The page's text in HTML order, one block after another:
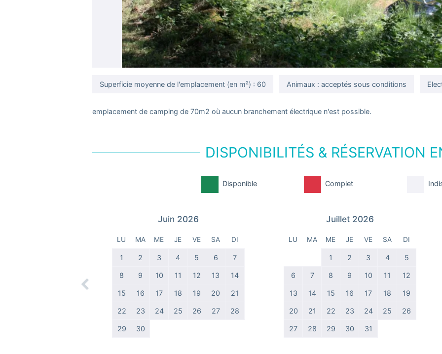
Superficie moyenne de l'emplacement (en m²) : 60 Animaux : acceptés sous conditions
emplacement de camping de 70m2 où aucun branchement électrique n'est possible.
DISPONIBILITÉS & RÉSERVATION
Disponible Complet
Previous
Juin 2026
LU MA ME JE VE SA DI
1 2 3 4 5 6 7
8 9 10 11 12 13 14
15 16 17 18 19 20 21
22 23 24 25 26 27 28
29 30
Juillet 2026
LU MA ME JE VE SA DI
1 2 3 4 5
6 7 8 9 10 11 12
13 14 15 16 17 18 19
20 21 22 23 24 25 26
27 28 29 30 31